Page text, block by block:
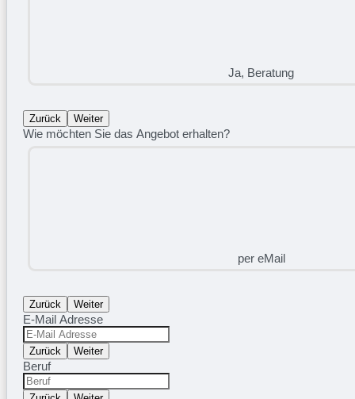
Ja, Beratung
Zurück Weiter
Wie möchten Sie das Angebot erhalten?
per eMail
Zurück Weiter
E-Mail Adresse
Zurück Weiter
Beruf